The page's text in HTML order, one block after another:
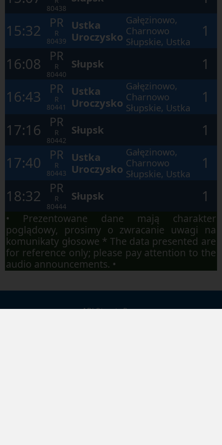
80438
15:32
PR
R
80439
Ustka
Uroczysko
Gałęzinowo,
Charnowo
Słupskie, Ustka
1
16:08
PR
R
80440
Słupsk
1
16:43
PR
R
80441
Ustka
Uroczysko
Gałęzinowo,
Charnowo
Słupskie, Ustka
1
17:16
PR
R
80442
Słupsk
1
17:40
PR
R
80443
Ustka
Uroczysko
Gałęzinowo,
Charnowo
Słupskie, Ustka
1
18:32
PR
R
80444
Słupsk 1
• Prezentowane dane mają charakter
poglądowy, prosimy o zwracanie uwagi na
komunikaty głosowe * The data presented are
for reference only; please pay attention to the
audio announcements. •
API Otwarte Dane